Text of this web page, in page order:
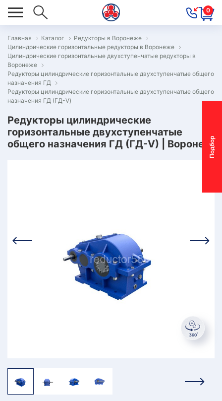
0
П
о
д
б
о
р
м
о
т
о
р
-
р
е
д
у
к
т
о
р
Главная Каталог
Редукторы в Воронеже
Цилиндрические горизонтальные редукторы в Воронеже
Цилиндрические горизонтальные двухступенчатые редукторы в
Воронеже
Редукторы цилиндрические горизонтальные двухступенчатые общего
назначения ГД
Редукторы цилиндрические горизонтальные двухступенчатые общего
назначения ГД (ГД-V)
Редукторы цилиндрические
горизонтальные двухступенчатые
общего назначения ГД (ГД-V) | Воронеж